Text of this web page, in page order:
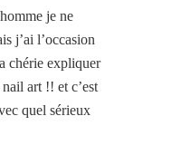
je ne
j’ai l’occasion
chérie expliquer
art !! et c’est
quel sérieux